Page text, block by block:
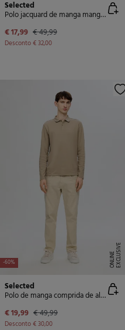
Selected
Polo jacquard de manga manga 100% algodão orgânico
€ 17,99 € 49,99
Desconto€ 32,00
-60% E
X
C
L
U
SI
V
E
O
N
LI
N
E
Selected
Polo de manga comprida de algodão reciclado.
€ 19,99 € 49,99
Desconto€ 30,00